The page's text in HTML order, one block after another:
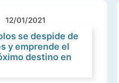
12/01/2021
se despide de
y emprende el
destino en